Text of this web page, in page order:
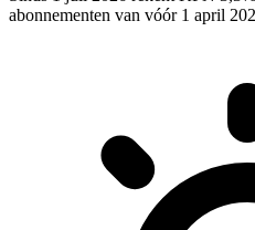
abonnementen van vóór 1 april